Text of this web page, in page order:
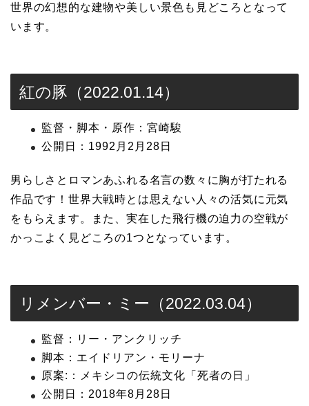
世界の幻想的な建物や美しい景色も見どころとなって
います。
紅の豚（2022.01.14）
監督・脚本・原作：宮崎駿
公開日：1992月2月28日
男らしさとロマンあふれる名言の数々に胸が打たれる
作品です！世界大戦時とは思えない人々の活気に元気
をもらえます。また、実在した飛行機の迫力の空戦が
かっこよく見どころの1つとなっています。
リメンバー・ミー（2022.03.04）
監督：リー・アンクリッチ
脚本：エイドリアン・モリーナ
原案:：メキシコの伝統文化「死者の日」
公開日：2018年8月28日